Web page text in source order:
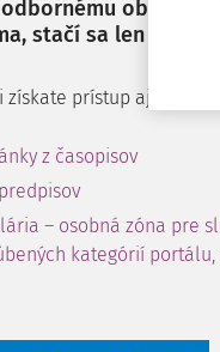
obsahu a
stačí sa len
prístup aj k
z časopisov
– osobná zóna pre
kategórií portálu,